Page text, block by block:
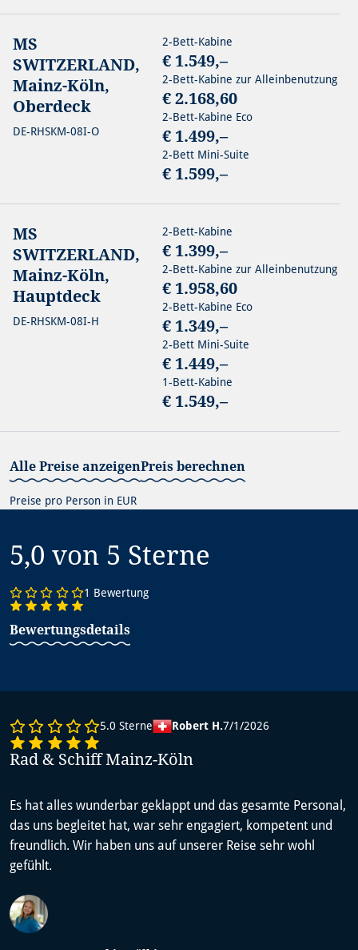
MS
SWITZERLAND,
Mainz-Köln,
Oberdeck
DE-RHSKM-08I-O
MS
SWITZERLAND,
Mainz-Köln,
Hauptdeck
DE-RHSKM-08I-H
2-Bett-Kabine
€ 1.549,–
2-Bett-Kabine zur Alleinbenutzung
€ 2.168,60
2-Bett-Kabine Eco
€ 1.499,–
2-Bett Mini-Suite
€ 1.599,–
2-Bett-Kabine
€ 1.399,–
2-Bett-Kabine zur Alleinbenutzung
€ 1.958,60
2-Bett-Kabine Eco
€ 1.349,–
2-Bett Mini-Suite
€ 1.449,–
1-Bett-Kabine
€ 1.549,–
Alle Preise anzeigenPreis berechnen
Preise pro Person in EUR
5,0 von 5 Sterne
1 Bewertung
Bewertungsdetails
5.0 Sterne Robert H.7/1/2026
Rad & Schiff Mainz-Köln
Es hat alles wunderbar geklappt und das gesamte Personal,
das uns begleitet hat, war sehr engagiert, kompetent und
freundlich. Wir haben uns auf unserer Reise sehr wohl
gefühlt.